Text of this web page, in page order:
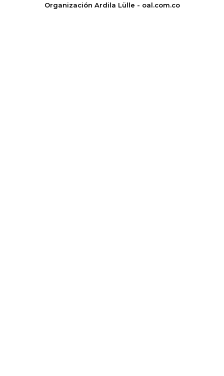
Organización Ardila Lülle - oal.com.co